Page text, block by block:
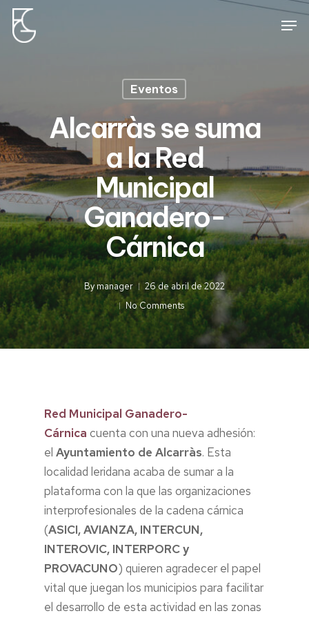
Skip
main
Eventos
Alcarràs se suma
a la Red
Municipal
Ganadero-
Cárnica
By manager
26 de abril de 2022
No Comments
Red Municipal Ganadero-
Cárnica cuenta con una nueva adhesión:
el Ayuntamiento de Alcarràs. Esta
localidad leridana acaba de sumar a la
plataforma con la que las organizaciones
interprofesionales de la cadena cárnica
(ASICI, AVIANZA, INTERCUN,
INTEROVIC, INTERPORC y
PROVACUNO) quieren agradecer el papel
vital que juegan los municipios para facilitar
el desarrollo de esta actividad en las zonas